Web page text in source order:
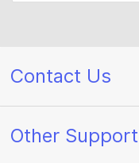
Contact Us
Other Support